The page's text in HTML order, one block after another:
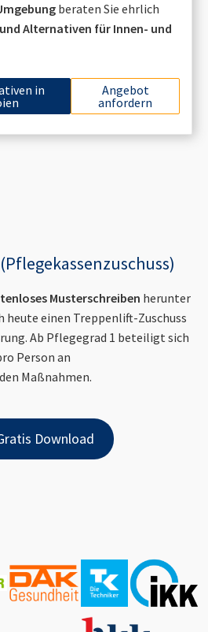
beraten Sie ehrlich
Alternativen für Innen- und
in
Angebot
anfordern
(Pflegekassenzuschuss)
Musterschreiben herunter
heute einen Treppenlift-Zuschuss
Ab Pflegegrad 1 beteiligt sich
Person an
Maßnahmen.
Download